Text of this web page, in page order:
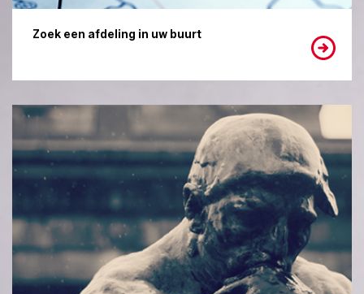
Zoek een afdeling in uw buurt